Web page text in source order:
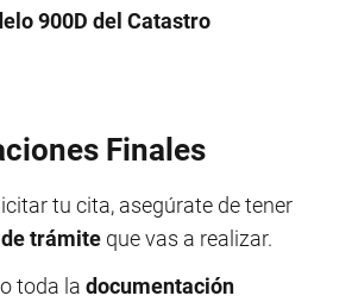
900D del Catastro
Finales
tu cita, asegúrate de tener
trámite que vas a realizar.
toda la documentación